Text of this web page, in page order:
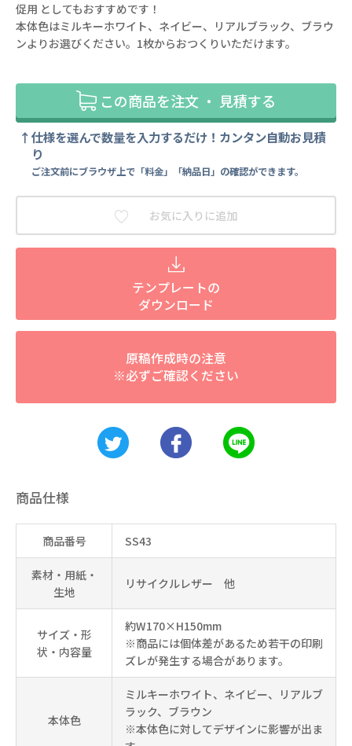
促用 としてもおすすめです！
本体色はミルキーホワイト、ネイビー、リアルブラック、ブラウ
ンよりお選びください。1枚からおつくりいただけます。
この商品を注文 ・ 見積する
仕様を選んで数量を入力するだけ！カンタン自動お見積
り
ご注文前にブラウザ上で「料金」「納品日」の確認ができます。
お気に入りに追加
テンプレートの
ダウンロード
原稿作成時の注意
※必ずご確認ください
商品仕様
商品番号 SS43
素材・用紙・
生地
リサイクルレザー 他
サイズ・形
状・内容量
約W170×H150mm
※商品には個体差があるため若干の印刷
ズレが発生する場合があります。
本体色
ミルキーホワイト、ネイビー、リアルブ
ラック、ブラウン
※本体色に対してデザインに影響が出ま